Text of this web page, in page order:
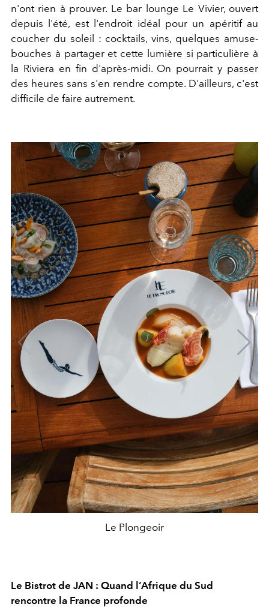
n'ont rien à prouver. Le bar lounge Le Vivier, ouvert
depuis l'été, est l'endroit idéal pour un apéritif au
coucher du soleil : cocktails, vins, quelques amuse-
bouches à partager et cette lumière si particulière à
la Riviera en fin d'après-midi. On pourrait y passer
des heures sans s'en rendre compte. D'ailleurs, c'est
difficile de faire autrement.
Le Plongeoir
Le Bistrot de JAN : Quand l’Afrique du Sud
rencontre la France profonde